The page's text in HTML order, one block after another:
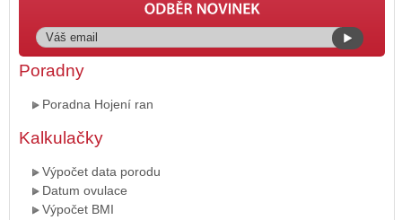
Poradny
Poradna Hojení ran
Kalkulačky
Výpočet data porodu
Datum ovulace
Výpočet BMI